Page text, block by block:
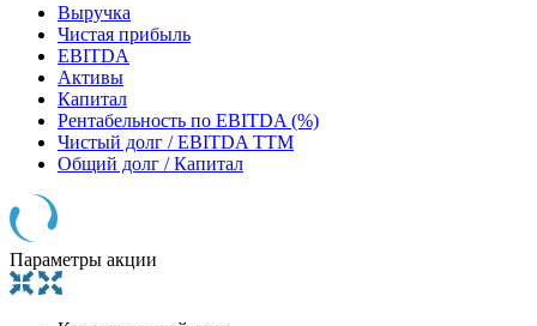
Выручка
Чистая прибыль
EBITDA
Активы
Капитал
Рентабельность по EBITDA (%)
Чистый долг / EBITDA TTM
Общий долг / Капитал
Параметры акции